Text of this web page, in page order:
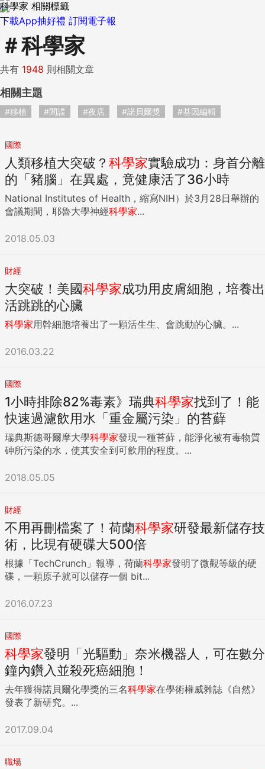
下載App抽好禮 訂閱電子報
科學家 相關標籤
＃科學家
共有 1948 則相關文章
相關主題
#移植 #間諜 #夜店 #諾貝爾獎 #基因編輯
國際
人類移植大突破？ 科學家實驗成功：身首分離
的「豬腦」在異處，竟健康活了36小時
National Institutes of Health，縮寫NIH）於3月28日舉辦的
會議期間，耶魯大學神經科學家...
2018.05.03
財經
大突破！美國科學家成功用皮膚細胞，培養出
活跳跳的心臟
科學家用幹細胞培養出了一顆活生生、會跳動的心臟。...
2016.03.22
國際
1小時排除82%毒素》瑞典科學家找到了！能
快速過濾飲用水「重金屬污染」的苔蘚
瑞典斯德哥爾摩大學科學家發現一種苔蘚，能淨化被有毒物質
砷所污染的水，使其安全到可飲用的程度。...
2018.05.05
財經
不用再刪檔案了！荷蘭科學家研發最新儲存技
術，比現有硬碟大500倍
根據「TechCrunch」報導，荷蘭科學家發明了微觀等級的硬
碟，一顆原子就可以儲存一個 bit...
2016.07.23
國際
科學家發明「光驅動」奈米機器人，可在數分
鐘內鑽入並殺死癌細胞！
去年獲得諾貝爾化學獎的三名科學家在學術權威雜誌《自然》
發表了新研究。...
2017.09.04
職場